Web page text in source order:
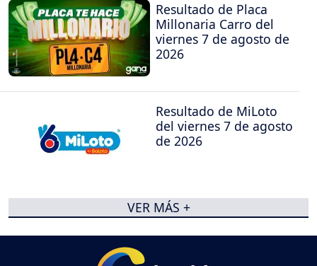
Resultado de Placa
Millonaria Carro del
viernes 7 de agosto de
2026
Resultado de MiLoto
del viernes 7 de agosto
de 2026
VER MÁS +